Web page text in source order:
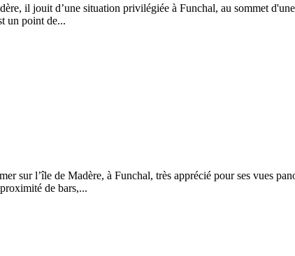
il jouit d’une situation privilégiée à Funchal, au sommet
un point de...
sur l’île de Madère, à Funchal, très apprécié pour ses vues
de bars,...